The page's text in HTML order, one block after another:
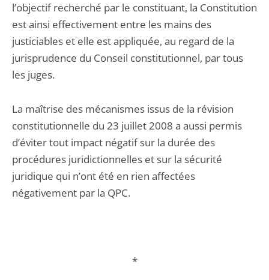
l’objectif recherché par le constituant, la Constitution
est ainsi effectivement entre les mains des
justiciables et elle est appliquée, au regard de la
jurisprudence du Conseil constitutionnel, par tous
les juges.
La maîtrise des mécanismes issus de la révision
constitutionnelle du 23 juillet 2008 a aussi permis
d’éviter tout impact négatif sur la durée des
procédures juridictionnelles et sur la sécurité
juridique qui n’ont été en rien affectées
négativement par la QPC.
*